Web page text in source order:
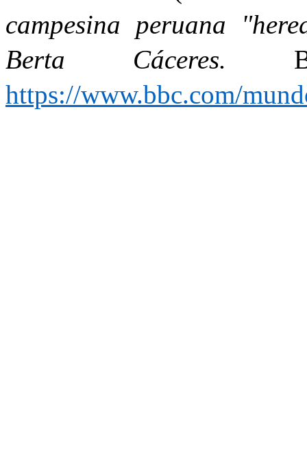
campesina peruana
Berta Cáceres.
https://www.bbc.com/